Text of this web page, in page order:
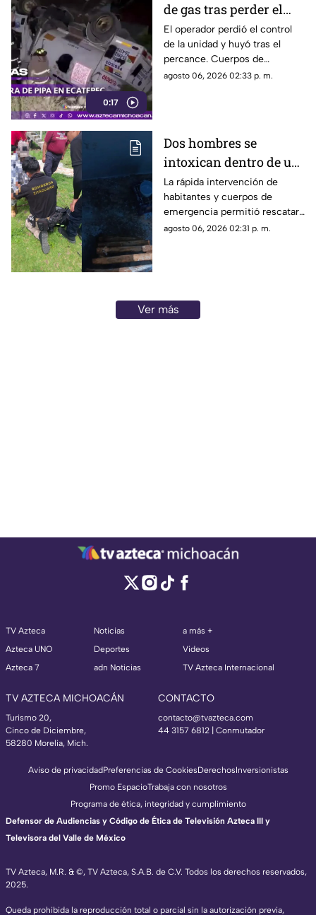
0:17
de gas tras perder el
control.
El operador perdió el control
de la unidad y huyó tras el
percance. Cuerpos de
emergencia mitigaron el
agosto 06, 2026 02:33 p. m.
Dos hombres se
intoxican dentro de un
aljibe en Zitácuaro
La rápida intervención de
habitantes y cuerpos de
emergencia permitió rescatar
con vida a dos hombres que
municipio de Zitácuaro.
agosto 06, 2026 02:31 p. m.
Ver más
TV Azteca
Azteca UNO
Azteca 7
Noticias
Deportes
adn Noticias
a más +
Videos
TV Azteca Internacional
TV AZTECA MICHOACÁN
Turismo 20,
Cinco de Diciembre,
58280 Morelia, Mich.
CONTACTO
contacto@tvazteca.com
44 3157 6812 | Conmutador
TV Azteca, M.R. & ©, TV Azteca, S.A.B. de C.V. Todos los derechos reservados,
2025.
Queda prohibida la reproducción total o parcial sin la autorización previa,
Aviso de privacidadPreferencias de CookiesDerechosInversionistas
Promo EspacioTrabaja con nosotros
Programa de ética, integridad y cumplimiento
Defensor de Audiencias y Código de Ética de Televisión Azteca III y
Televisora del Valle de México